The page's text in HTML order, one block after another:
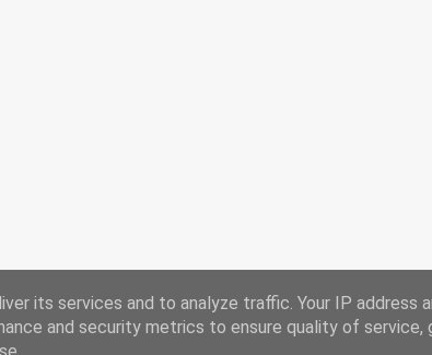
its services and to analyze traffic. Your IP address
and security metrics to ensure quality of service,